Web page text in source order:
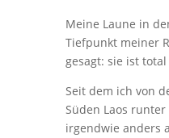
Meine Laune in
Tiefpunkt meiner
gesagt: sie ist
Seit dem ich von
Süden Laos
irgendwie anders